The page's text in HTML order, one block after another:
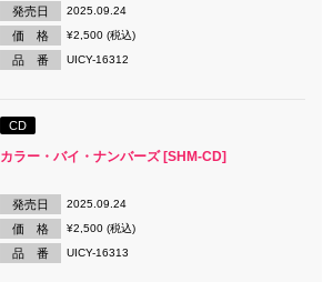
発売日 2025.09.24
価 格 ¥2,500 (税込)
品 番 UICY-16312
CD
カラー・バイ・ナンバーズ [SHM-CD]
発売日 2025.09.24
価 格 ¥2,500 (税込)
品 番 UICY-16313